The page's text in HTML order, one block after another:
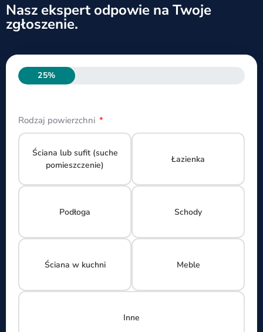
Nasz ekspert odpowie na Twoje
zgłoszenie.
25%
Rodzaj powierzchni
Ściana lub sufit (suche
pomieszczenie)
Łazienka
Podłoga Schody
Ściana w kuchni Meble
Inne